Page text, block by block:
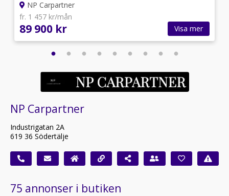
NP Carpartner
fr. 1 457 kr/mån
89 900 kr Visa mer
NP Carpartner
Industrigatan 2A
619 36 Södertälje
75 annonser i butiken